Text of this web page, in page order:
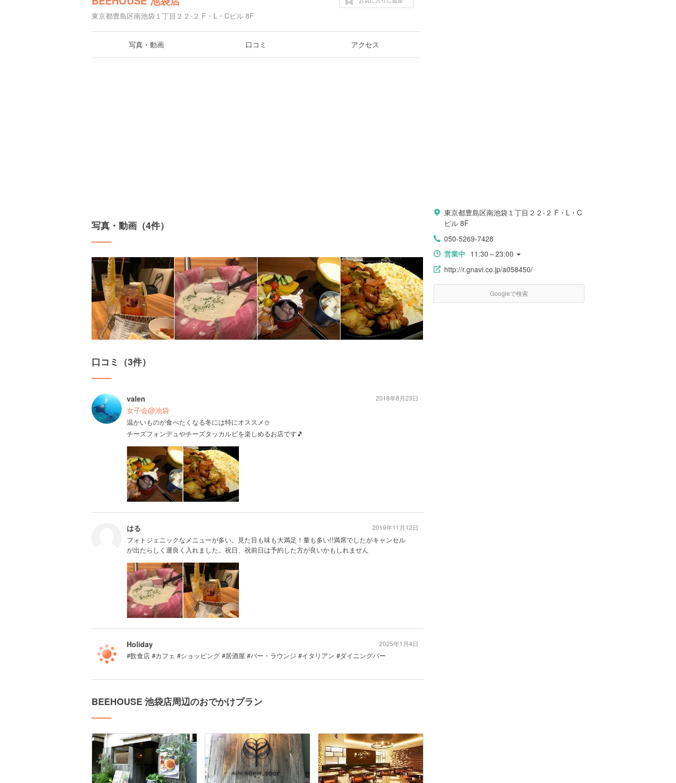
東京都豊島区南池袋１丁目２２-２ F・L・Cビル 8F
写真・動画 口コミ アクセス
写真・動画（4件）
口コミ（3件）
valen
女子会@池袋
温かいものが食べたくなる冬には特にオススメ⛄
チーズフォンデュやチーズタッカルビを楽しめるお店です🎵
2018年8月23日
はる
フォトジェニックなメニューが多い。見た目も味も大満足！量も多い!!満席でしたがキャンセル
が出たらしく運良く入れました。祝日、祝前日は予約した方が良いかもしれません
2019年11月12日
Holiday
#飲食店 #カフェ #ショッピング #居酒屋 #バー・ラウンジ #イタリアン #ダイニングバー
2025年1月4日
BEEHOUSE 池袋店周辺のおでかけプラン
東京都豊島区南池袋１丁目２２-２ F・L・C
ビル 8F
050-5269-7428
営業中 11:30～23:00
http://r.gnavi.co.jp/a058450/
Googleで検索